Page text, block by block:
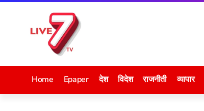
Home Epaper देश विदेश राजनीती व्यापार